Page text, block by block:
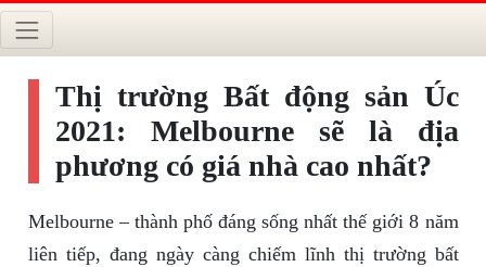
Thị trường Bất động sản Úc
2021: Melbourne sẽ là địa
phương có giá nhà cao nhất?
Melbourne – thành phố đáng sống nhất thế giới 8 năm
liên tiếp, đang ngày càng chiếm lĩnh thị trường bất